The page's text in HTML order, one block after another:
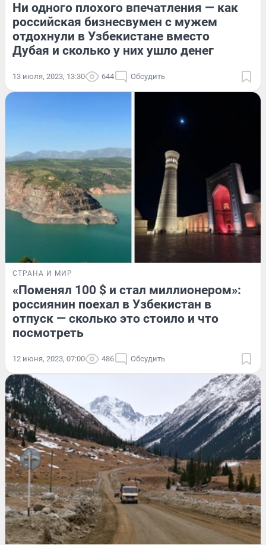
Ни одного плохого впечатления — как
российская бизнесвумен с мужем
отдохнули в Узбекистане вместо
Дубая и сколько у них ушло денег
13 июля, 2023, 13:30 644 Обсудить
СТРАНА И МИР
«Поменял 100 $ и стал миллионером»:
россиянин поехал в Узбекистан в
отпуск — сколько это стоило и что
посмотреть
12 июня, 2023, 07:00 486 Обсудить